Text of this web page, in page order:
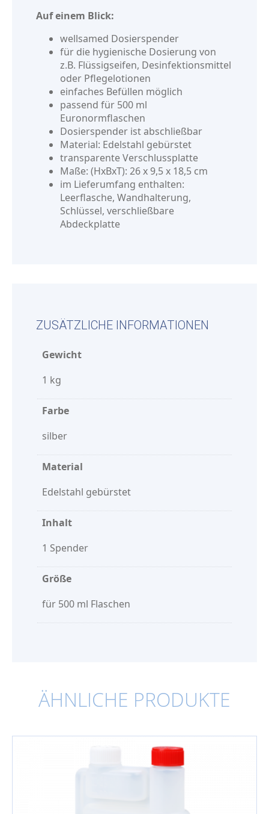
Auf einem Blick:
wellsamed Dosierspender
für die hygienische Dosierung von
z.B. Flüssigseifen, Desinfektionsmittel
oder Pflegelotionen
einfaches Befüllen möglich
passend für 500 ml
Euronormflaschen
Dosierspender ist abschließbar
Material: Edelstahl gebürstet
transparente Verschlussplatte
Maße: (HxBxT): 26 x 9,5 x 18,5 cm
im Lieferumfang enthalten:
Leerflasche, Wandhalterung,
Schlüssel, verschließbare
Abdeckplatte
ZUSÄTZLICHE INFORMATIONEN
Gewicht
1 kg
Farbe
silber
Material
Edelstahl gebürstet
Inhalt
1 Spender
Größe
für 500 ml Flaschen
ÄHNLICHE PRODUKTE